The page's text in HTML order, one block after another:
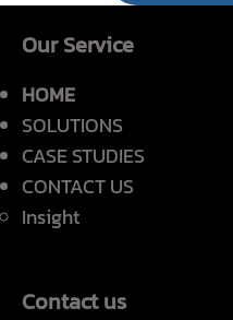
Our Service
HOME
SOLUTIONS
CASE STUDIES
CONTACT US
Insight
Contact us